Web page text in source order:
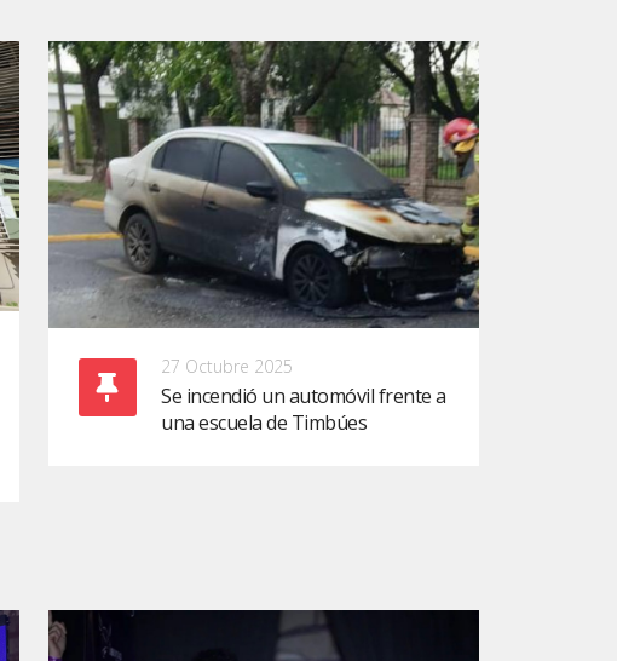
27 Octubre 2025
Se incendió un automóvil frente a
una escuela de Timbúes